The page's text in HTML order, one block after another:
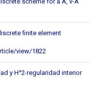
ﬁnite element
view/1822
y H^2-regularidad interior